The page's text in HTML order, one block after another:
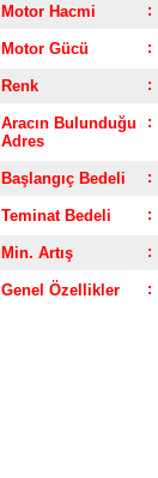
Motor Hacmi :
Motor Gücü :
Renk :
Aracın Bulunduğu
Adres
:
Başlangıç Bedeli :
Teminat Bedeli :
Min. Artış :
Genel Özellikler :